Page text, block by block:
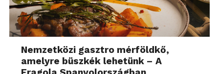
Nemzetközi gasztro mérföldkő,
amelyre büszkék lehetünk – A